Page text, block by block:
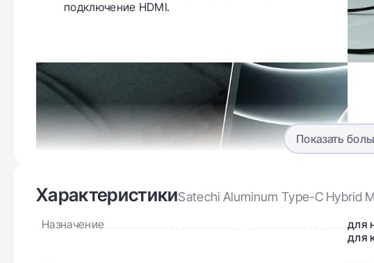
подключение HDMI.
Показать
ХарактеристикиSatechi Aluminum Type-C Hybrid
Назначение
для
для